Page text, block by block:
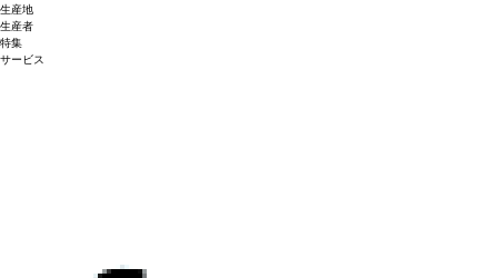
生産地
生産者
特集
サービス